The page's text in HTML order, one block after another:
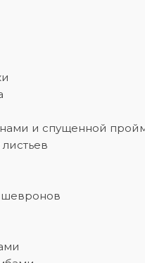
и спущенной
шевронов